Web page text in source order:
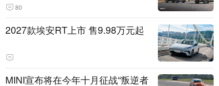
80
2027款埃安RT上市 售9.98万元起
MINI宣布将在今年十月征战“叛逆者